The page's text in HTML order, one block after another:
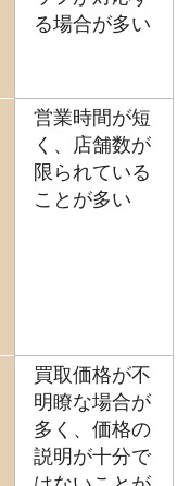
る場合が多い
営業時間が短
く、店舗数が
限られている
ことが多い
買取価格が不
明瞭な場合が
多く、価格の
説明が十分で